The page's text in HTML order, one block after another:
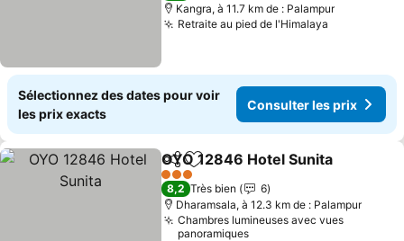
Kangra, à 11.7 km de : Palampur
Retraite au pied de l'Himalaya
Sélectionnez des dates pour voir
les prix exacts
Consulter les prix
PartagerAjouter à mes favoris
OYO 12846 Hotel Sunita
3 Étoiles
8,2 Très bien
6
Dharamsala, à 12.3 km de : Palampur
Chambres lumineuses avec vues
panoramiques